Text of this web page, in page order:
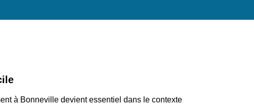
à Bonneville devient essentiel dans le contexte